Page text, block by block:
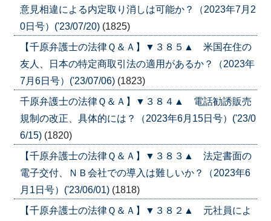
意見相違による内定取り消しは可能か？（2023年7月2
0日号）('23/07/20) (1825)
【千原弁護士の法律Ｑ＆Ａ】▼３８５▲ 米国在住の
友人、日本の特定商取引法の適用があるか？（2023年
7月6日号）('23/07/06) (1823)
千原弁護士の法律Ｑ＆Ａ】▼３８４▲ 電話勧誘販売
規制の改正、具体的には？（2023年6月15日号）('23/0
6/15) (1820)
【千原弁護士の法律Ｑ＆Ａ】▼３８３▲ 法定書面の
電子交付、ＮＢ会社での導入は難しいか？（2023年6
月1日号）('23/06/01) (1818)
【千原弁護士の法律Ｑ＆Ａ】▼３８２▲ 元社員によ